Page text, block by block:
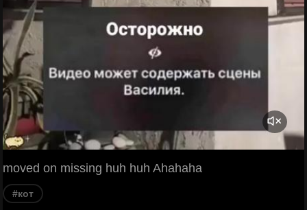
moved on missing huh huh Ahahaha
#кот